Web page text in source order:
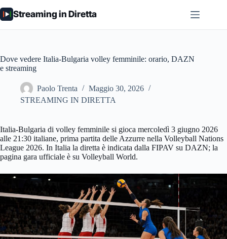
al
contenuto
Streaming in Diretta
Dove vedere Italia-Bulgaria volley femminile: orario, DAZN
e streaming
Paolo Trenta
Maggio 30, 2026
STREAMING IN DIRETTA
Italia-Bulgaria di volley femminile si gioca mercoledì 3 giugno 2026
alle 21:30 italiane, prima partita delle Azzurre nella Volleyball Nations
League 2026. In Italia la diretta è indicata dalla FIPAV su DAZN; la
pagina gara ufficiale è su Volleyball World.